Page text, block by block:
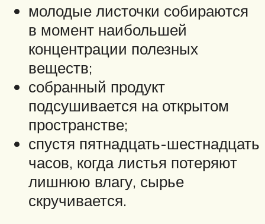
молодые листочки собираются
в момент наибольшей
концентрации полезных
веществ;
собранный продукт
подсушивается на открытом
пространстве;
спустя пятнадцать-шестнадцать
часов, когда листья потеряют
лишнюю влагу, сырье
скручивается.